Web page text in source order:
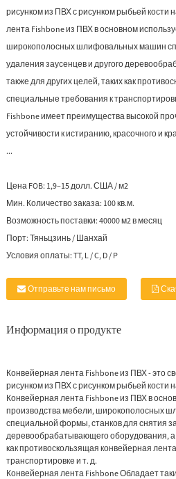
рисунком из ПВХ с рисунком рыбьей кости
лента Fishbone из ПВХ в основном
широкополосных шлифовальных машин
удаления заусенцев и другого
также для других целей, таких как
специальные требования к
Fishbone имеет преимущества высокой
устойчивости к истиранию, красочного и
...
Цена FOB: 1,9–15 долл. США / м2
Мин. Количество заказа: 100 кв.м.
Возможность поставки: 40000 м2 в месяц
Порт: Тяньцзинь / Шанхай
Условия оплаты: TT, L / C, D / P
Отправьте нам письмо
Информация о продукте
Конвейерная лента Fishbone из ПВХ - это
рисунком из ПВХ с рисунком рыбьей кости
Конвейерная лента Fishbone из ПВХв
производства мебели, широкополосных
специальной формы, станков для снятия
деревообрабатывающего оборудования, а
как противоскользящая конвейерная
транспортировке и т. д.
Конвейерная лента FishboneОбладает